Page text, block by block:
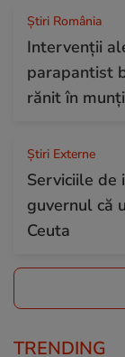
Știri România
Intervenții
parapantist
rănit în munți
Știri Externe
Serviciile de
guvernul că
Ceuta
TRENDING